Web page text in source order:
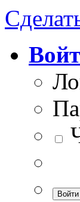
Войти